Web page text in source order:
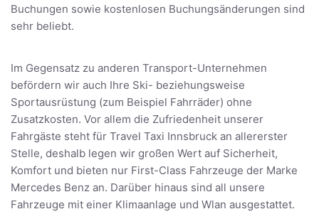
Buchungen sowie kostenlosen Buchungsänderungen sind
sehr beliebt.
Im Gegensatz zu anderen Transport-Unternehmen
befördern wir auch Ihre Ski- beziehungsweise
Sportausrüstung (zum Beispiel Fahrräder) ohne
Zusatzkosten. Vor allem die Zufriedenheit unserer
Fahrgäste steht für Travel Taxi Innsbruck an allererster
Stelle, deshalb legen wir großen Wert auf Sicherheit,
Komfort und bieten nur First-Class Fahrzeuge der Marke
Mercedes Benz an. Darüber hinaus sind all unsere
Fahrzeuge mit einer Klimaanlage und Wlan ausgestattet.